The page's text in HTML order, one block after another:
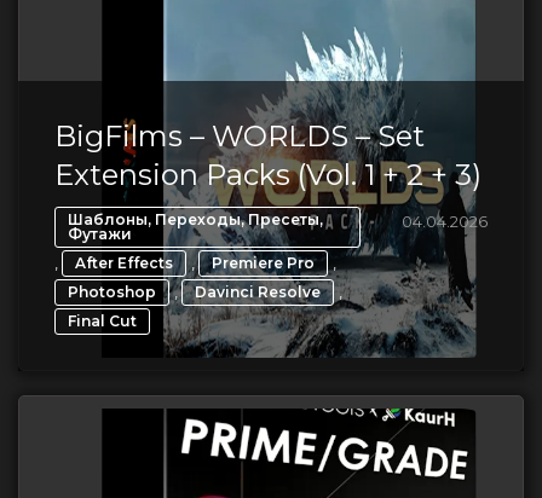
BigFilms – WORLDS – Set
Extension Packs (Vol. 1 + 2 + 3)
Шаблоны, Переходы, Пресеты,
Футажи
, After Effects , Premiere Pro ,
Photoshop , Davinci Resolve ,
Final Cut
04.04.2026